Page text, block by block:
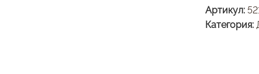
Артикул:
Категория: